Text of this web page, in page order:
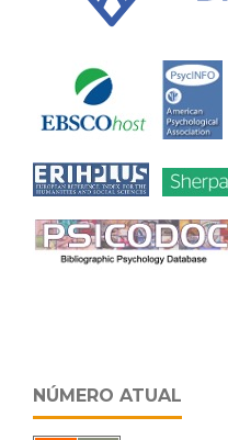
NÚMERO ATUAL